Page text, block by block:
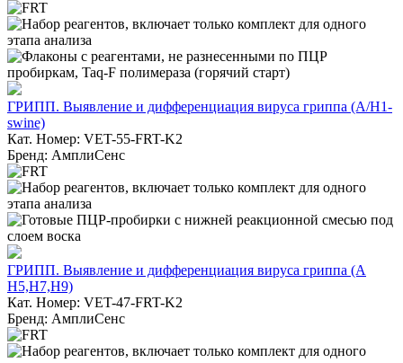
ГРИПП. Выявление и дифференциация вируса гриппа (A/H1-
swine)
Кат. Номер: VET-55-FRT-K2
Бренд: АмплиСенс
ГРИПП. Выявление и дифференциация вируса гриппа (А
H5,H7,H9)
Кат. Номер: VET-47-FRT-K2
Бренд: АмплиСенс